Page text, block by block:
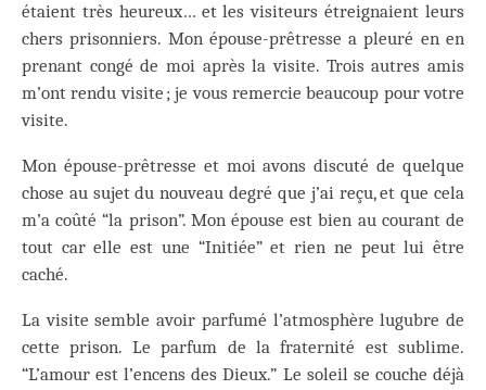
étaient très heureux… et les visiteurs étreignaient leurs
chers prisonniers. Mon épouse-prêtresse a pleuré en en
prenant congé de moi après la visite. Trois autres amis
m’ont rendu visite ; je vous remercie beaucoup pour votre
visite.
Mon épouse-prêtresse et moi avons discuté de quelque
chose au sujet du nouveau degré que j’ai reçu, et que cela
m’a coûté “la prison”. Mon épouse est bien au courant de
tout car elle est une “Initiée” et rien ne peut lui être
caché.
La visite semble avoir parfumé l’atmosphère lugubre de
cette prison. Le parfum de la fraternité est sublime.
“L’amour est l’encens des Dieux.” Le soleil se couche déjà